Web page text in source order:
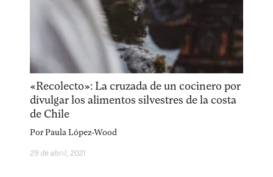
«Recolecto»: La cruzada de un cocinero por
divulgar los alimentos silvestres de la costa
de Chile
PorPaula López-Wood
29 de abril, 2021